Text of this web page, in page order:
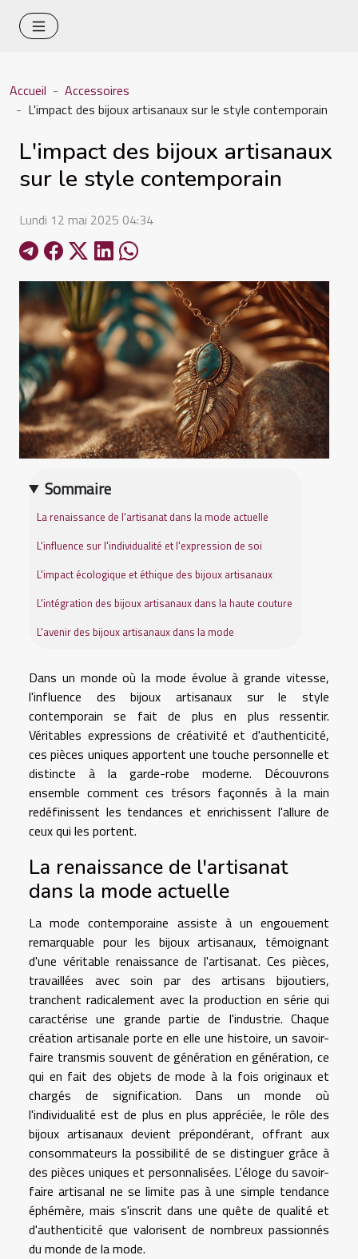
Accueil
Accessoires
L'impact des bijoux artisanaux sur le style contemporain
L'impact des bijoux artisanaux
sur le style contemporain
Lundi 12 mai 2025 04:34
Sommaire
La renaissance de l'artisanat dans la mode actuelle
L'influence sur l'individualité et l'expression de soi
L'impact écologique et éthique des bijoux artisanaux
L'intégration des bijoux artisanaux dans la haute couture
L'avenir des bijoux artisanaux dans la mode
Dans un monde où la mode évolue à grande vitesse,
l'influence des bijoux artisanaux sur le style
contemporain se fait de plus en plus ressentir.
Véritables expressions de créativité et d'authenticité,
ces pièces uniques apportent une touche personnelle et
distincte à la garde-robe moderne. Découvrons
ensemble comment ces trésors façonnés à la main
redéfinissent les tendances et enrichissent l'allure de
ceux qui les portent.
La renaissance de l'artisanat
dans la mode actuelle
La mode contemporaine assiste à un engouement
remarquable pour les bijoux artisanaux, témoignant
d'une véritable renaissance de l'artisanat. Ces pièces,
travaillées avec soin par des artisans bijoutiers,
tranchent radicalement avec la production en série qui
caractérise une grande partie de l'industrie. Chaque
création artisanale porte en elle une histoire, un savoir-
faire transmis souvent de génération en génération, ce
qui en fait des objets de mode à la fois originaux et
chargés de signification. Dans un monde où
l'individualité est de plus en plus appréciée, le rôle des
bijoux artisanaux devient prépondérant, offrant aux
consommateurs la possibilité de se distinguer grâce à
des pièces uniques et personnalisées. L'éloge du savoir-
faire artisanal ne se limite pas à une simple tendance
éphémère, mais s'inscrit dans une quête de qualité et
d'authenticité que valorisent de nombreux passionnés
du monde de la mode.